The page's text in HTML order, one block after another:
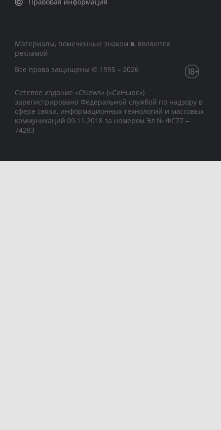
Правовая информация
Материалы, помеченные знаком ■, являются
рекламой
Все права защищены © 1995 – 2026
Сетевое издание «CNews» («СиНьюс»)
зарегистрировано Федеральной службой по надзору в
сфере связи, информационных технологий и массовых
коммуникаций 09.11.2018 за номером Эл № ФС77 –
74283